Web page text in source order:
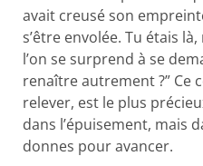
avait creusé son
s’être envolée. Tu étais
l’on se surprend à se
renaître autrement ?” Ce
relever, est le plus
dans l’épuisement, mais
donnes pour avancer.